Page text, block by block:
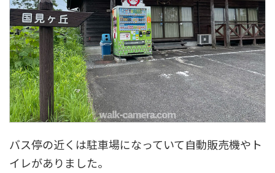
バス停の近くは駐車場になっていて自動販売機やト
イレがありました。